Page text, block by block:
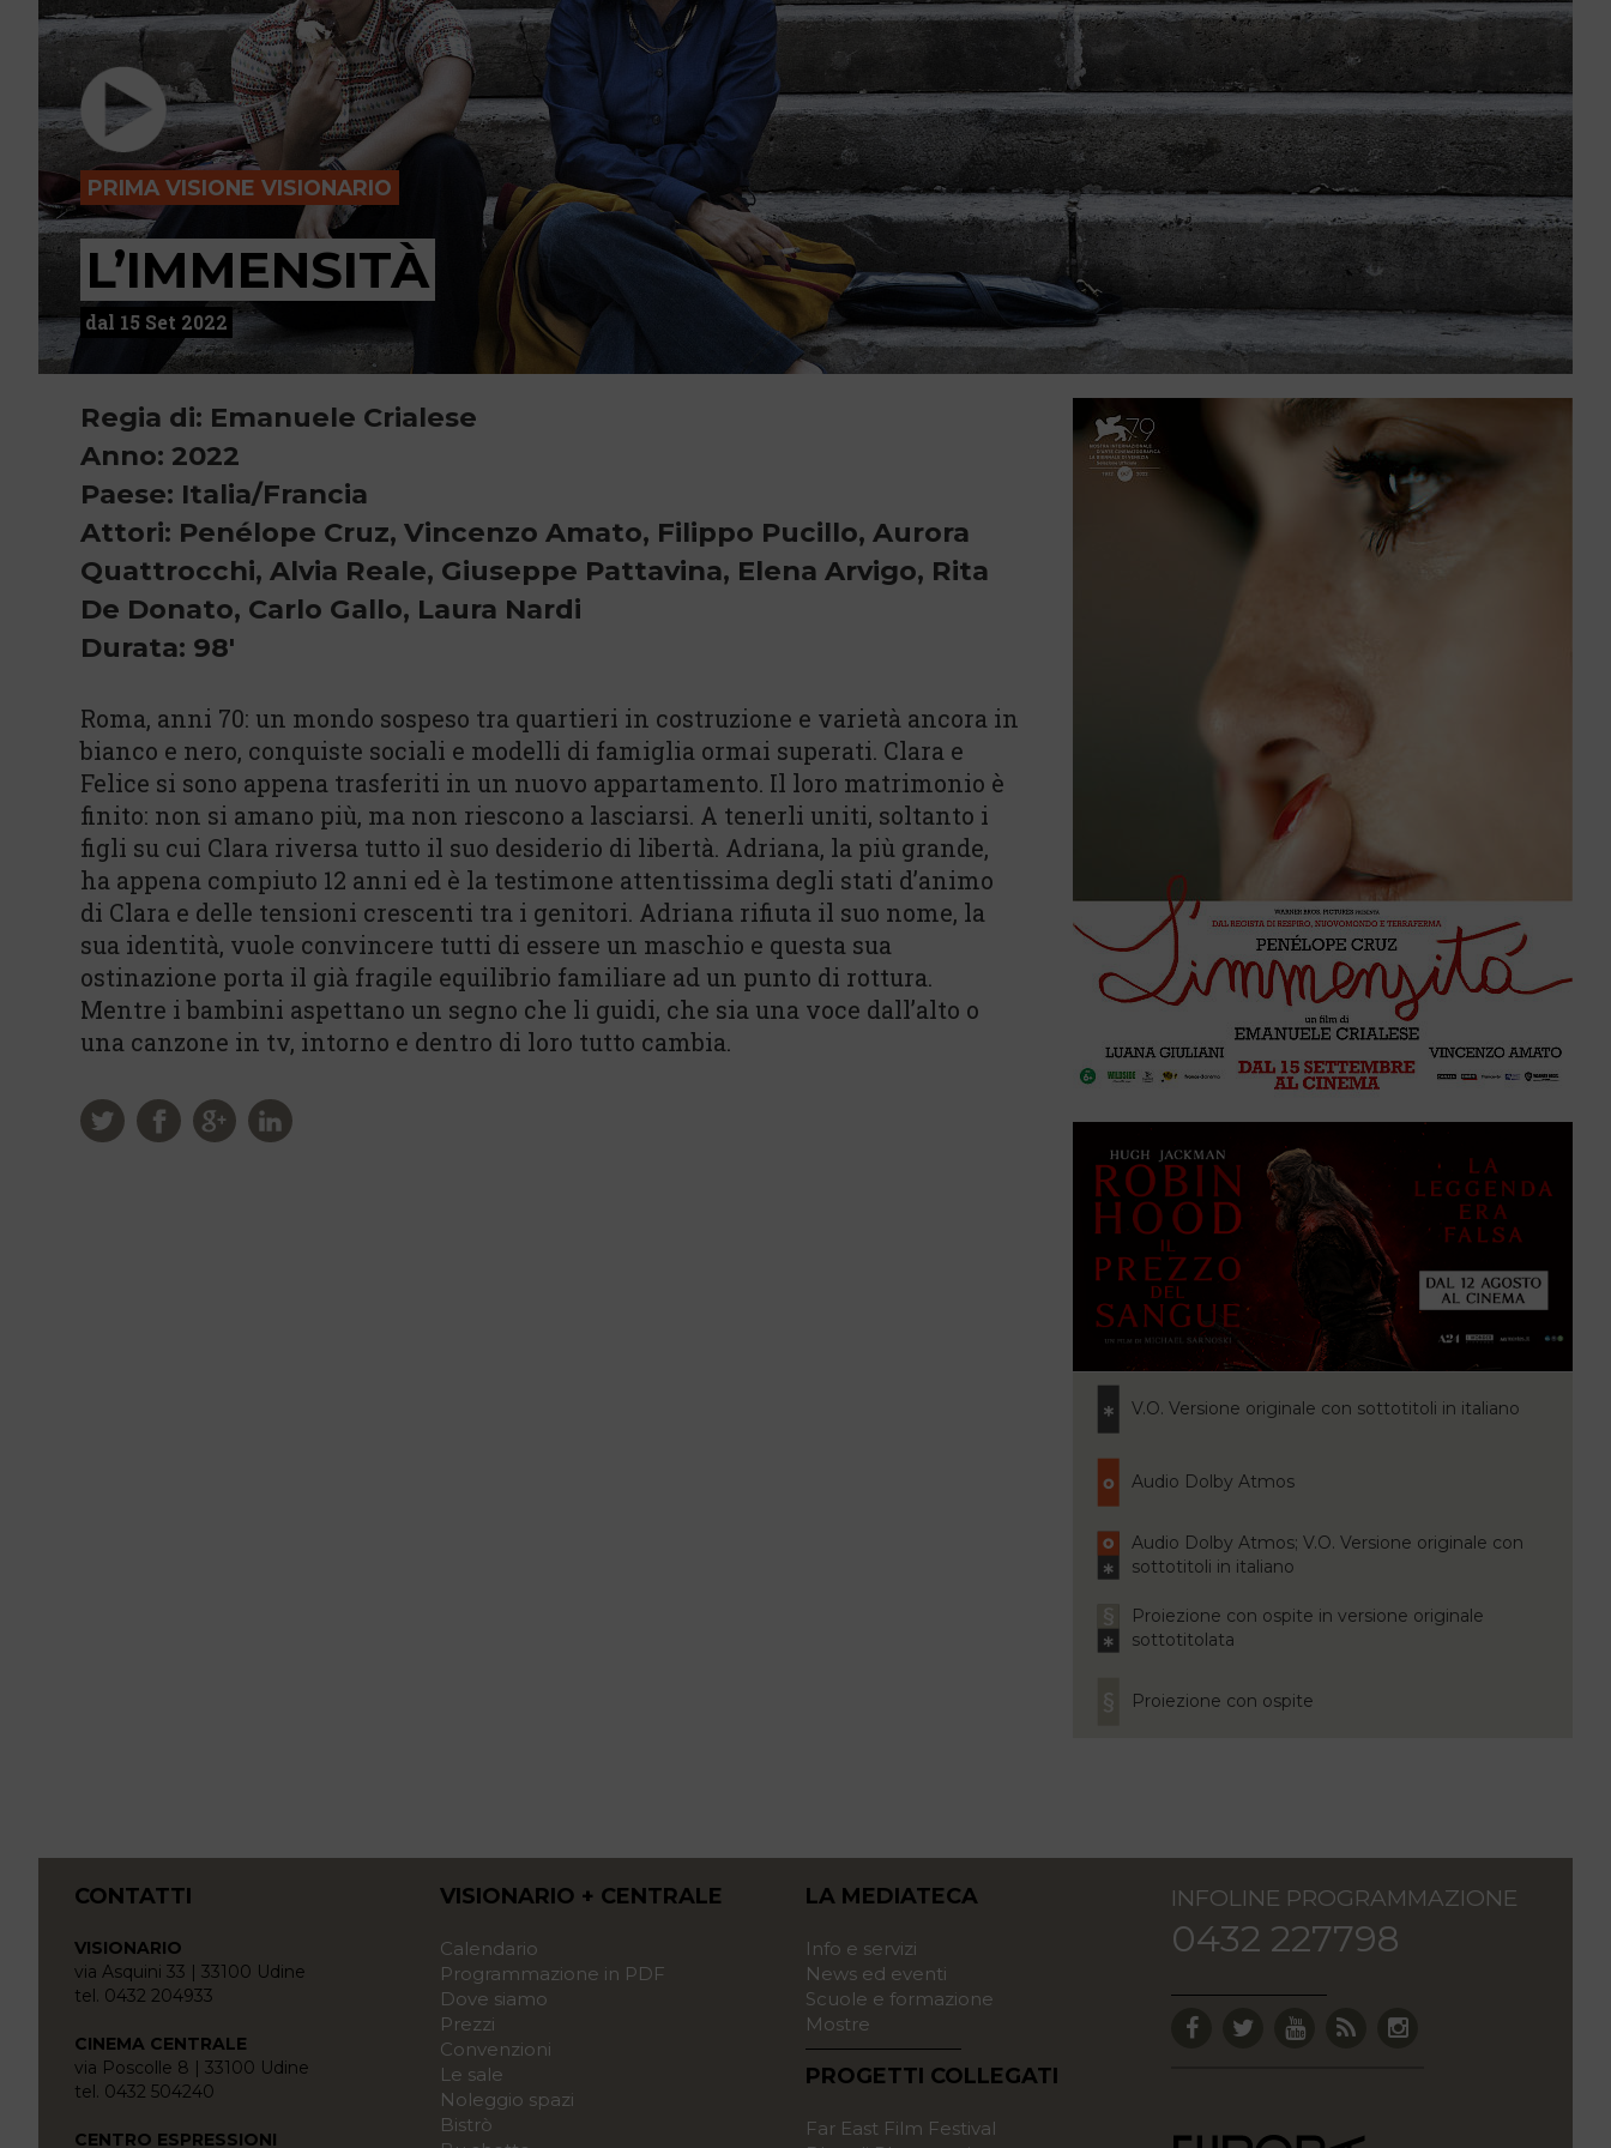
PRIMA VISIONE VISIONARIO
L’IMMENSITÀ
dal 15 Set 2022
Regia di: Emanuele Crialese
Anno: 2022
Paese: Italia/Francia
Attori: Penélope Cruz, Vincenzo Amato, Filippo Pucillo, Aurora
Quattrocchi, Alvia Reale, Giuseppe Pattavina, Elena Arvigo, Rita
De Donato, Carlo Gallo, Laura Nardi
Durata: 98'
Roma, anni 70: un mondo sospeso tra quartieri in costruzione e varietà ancora in
bianco e nero, conquiste sociali e modelli di famiglia ormai superati. Clara e
Felice si sono appena trasferiti in un nuovo appartamento. Il loro matrimonio è
finito: non si amano più, ma non riescono a lasciarsi. A tenerli uniti, soltanto i
figli su cui Clara riversa tutto il suo desiderio di libertà. Adriana, la più grande,
ha appena compiuto 12 anni ed è la testimone attentissima degli stati d’animo
di Clara e delle tensioni crescenti tra i genitori. Adriana rifiuta il suo nome, la
sua identità, vuole convincere tutti di essere un maschio e questa sua
ostinazione porta il già fragile equilibrio familiare ad un punto di rottura.
Mentre i bambini aspettano un segno che li guidi, che sia una voce dall’alto o
una canzone in tv, intorno e dentro di loro tutto cambia.
V.O. Versione originale con sottotitoli in italiano
Audio Dolby Atmos
Audio Dolby Atmos; V.O. Versione originale con
sottotitoli in italiano
Proiezione con ospite in versione originale
sottotitolata
Proiezione con ospite
CONTATTI
VISIONARIO
via Asquini 33 | 33100 Udine
tel. 0432 204933
CINEMA CENTRALE
via Poscolle 8 | 33100 Udine
tel. 0432 504240
CENTRO ESPRESSIONI
VISIONARIO + CENTRALE
Calendario
Programmazione in PDF
Dove siamo
Prezzi
Convenzioni
Le sale
Noleggio spazi
Bistrò
LA MEDIATECA
Info e servizi
News ed eventi
Scuole e formazione
Mostre
PROGETTI COLLEGATI
Far East Film Festival
INFOLINE PROGRAMMAZIONE
0432 227798